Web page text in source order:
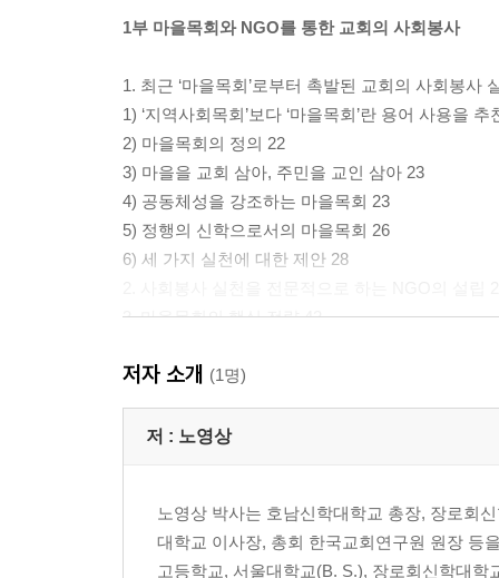
1부 마을목회와 NGO를 통한 교회의 사회봉사
1. 최근 ‘마을목회’로부터 촉발된 교회의 사회봉사
1) ‘지역사회목회’보다 ‘마을목회’란 용어 사용을 추
2) 마을목회의 정의 22
3) 마을을 교회 삼아, 주민을 교인 삼아 23
4) 공동체성을 강조하는 마을목회 23
5) 정행의 신학으로서의 마을목회 26
6) 세 가지 실천에 대한 제안 28
3. 마을목회의 핵심 전략 42
5. 기독교 NGO들의 활동과 공공신학 50
6. 공공신학으로서의 마을목회와 복음전도 53
7. ‘사랑마을 만들기’로서의 ‘마을목회’ 57
1. 사회적 목회와 사회적 선교 60
저자 소개 (1명)
저 : 노영상
노영상 박사는 호남신학대학교 총장, 장로회
대학교 이사장, 총회 한국교회연구원 원장 등
고등학교, 서울대학교(B. S.), 장로회신학대